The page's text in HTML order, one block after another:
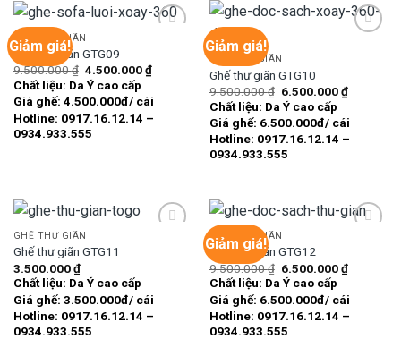
Giảm giá!
Add to
GHẾ THƯ GIÃN
Ghế thư giãn GTG09
9.500.000₫ Giá
gốc
là:
9.500.000 ₫.
4.500.000₫Giá
hiện
là:
4.500.000 ₫.
Chất liệu: Da Ý cao cấp
Giá ghế: 4.500.000đ/ cái
Hotline: 0917.16.12.14 –
0934.933.555
Giảm giá!
wishlist
GHẾ THƯ GIÃN
Ghế thư giãn GTG10
9.500.000₫ Giá
gốc
là:
9.500.000 ₫.
6.500.000₫Giá
hiện
là:
Chất liệu: Da Ý cao cấp
Giá ghế: 6.500.000đ/ cái
Hotline: 0917.16.12.14 –
0934.933.555
GHẾ THƯ GIÃN
Ghế thư giãn GTG11
3.500.000₫
Chất liệu: Da Ý cao cấp
Giá ghế: 3.500.000đ/ cái
Hotline: 0917.16.12.14 –
0934.933.555
Giảm giá!
Add to
GHẾ THƯ GIÃN
Ghế thư giãn GTG12
9.500.000₫ Giá
gốc
là:
9.500.000 ₫.
6.500.000₫Giá
hiện
là:
Chất liệu: Da Ý cao cấp
Giá ghế: 6.500.000đ/ cái
Hotline: 0917.16.12.14 –
0934.933.555